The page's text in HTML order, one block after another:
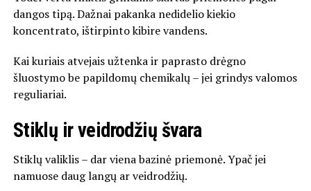
dangos tipą. Dažnai pakanka nedidelio kiekio
koncentrato, ištirpinto kibire vandens.
Kai kuriais atvejais užtenka ir paprasto drėgno
šluostymo be papildomų chemikalų – jei grindys valomos
reguliariai.
Stiklų ir veidrodžių švara
Stiklų valiklis – dar viena bazinė priemonė. Ypač jei
namuose daug langų ar veidrodžių.